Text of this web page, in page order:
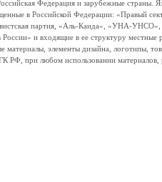
Федерация и зарубежные
в Российской Федерации:
партия, «Аль-Каида», «УНА-УНСО»,
и входящие в ее структуру местные
материалы, элементы дизайна, логотипы,
РФ, при любом использовании